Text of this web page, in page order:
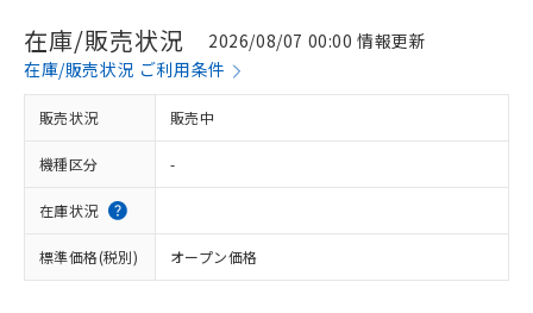
在庫/販売状況
2026/08/07 00:00 情報更新
在庫/販売状況 ご利用条件
販売状況 販売中
機種区分 -
在庫状況
標準価格(税別) オープン価格